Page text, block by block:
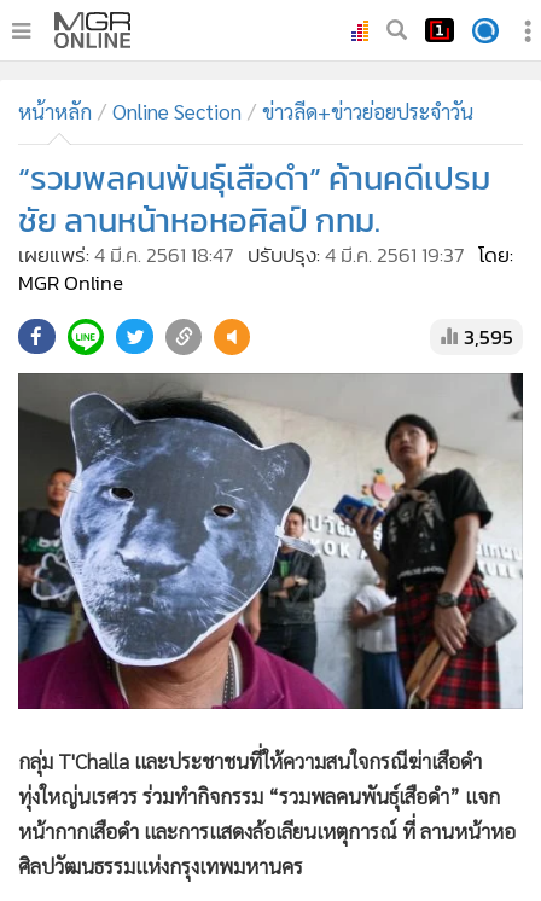
ทันเหตุการณ์
• ภาคใต้
ภูมิภาค
Online Section
• บันเทิง
• ผู้จัดการรายวัน
• คอลัมนิสต์
CbizReview
Cyber BIZ
ผู้จัดกวน
• Good health & Well-being
• Green Innovation & SD
• Management & HR
• MGR Live
Infographic
• ท่องเที่ยว
• กีฬา
• ต่างประเทศ
• Special Scoop
หน้าหลัก Online Section ข่าวลีด+ข่าวย่อยประจำวัน
“รวมพลคนพันธุ์เสือดำ” ค้านคดีเปรม
ชัย ลานหน้าหอหอศิลป์ กทม.
เผยแพร่:4 มี.ค. 2561 18:47 ปรับปรุง:4 มี.ค. 2561 19:37 โดย:
MGR Online
3,595
กลุ่ม T'Challa และประชาชนที่ให้ความสนใจกรณีฆ่าเสือดำ
ทุ่งใหญ่นเรศวร ร่วมทำกิจกรรม “รวมพลคนพันธุ์เสือดำ” แจก
หน้ากากเสือดำ และการแสดงล้อเลียนเหตุการณ์ ที่ ลานหน้าหอ
ศิลปวัฒนธรรมแห่งกรุงเทพมหานคร